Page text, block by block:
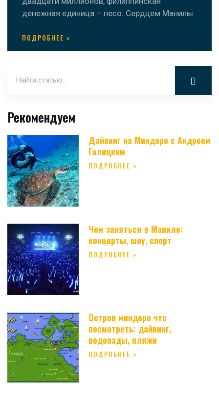
денежная единица – песо. Сердцем Манилы
ПОДРОБНЕЕ »
Рекомендуем
Дайвинг на Миндоро с Андреем
Галицким
ПОДРОБНЕЕ »
Чем заняться в Маниле:
концерты, шоу, спорт
ПОДРОБНЕЕ »
Остров миндоро что
посмотреть: дайвинг,
водопады, пляжи
ПОДРОБНЕЕ »